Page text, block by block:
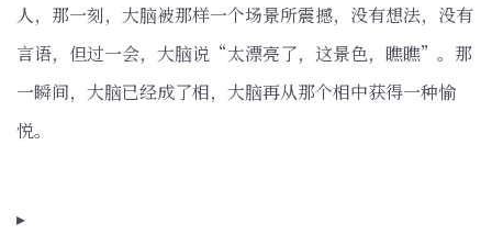
人，那一刻，大脑被那样一个场景所震撼，没有想法，没有
言语，但过一会，大脑说“太漂亮了，这景色，瞧瞧”。那
一瞬间，大脑已经成了相，大脑再从那个相中获得一种愉
悦。
▸